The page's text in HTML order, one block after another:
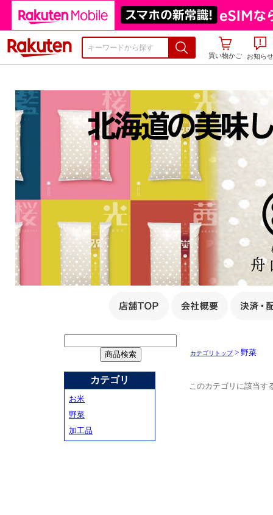
楽天市場
買い物かご
お知らせ
カテゴリ
お米
野菜
加工品
カテゴリトップ> 野菜
このカテゴリに該当す